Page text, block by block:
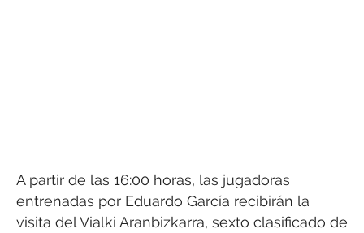
A partir de las 16:00 horas, las jugadoras
entrenadas por Eduardo García recibirán la
visita del Vialki Aranbizkarra, sexto clasificado de